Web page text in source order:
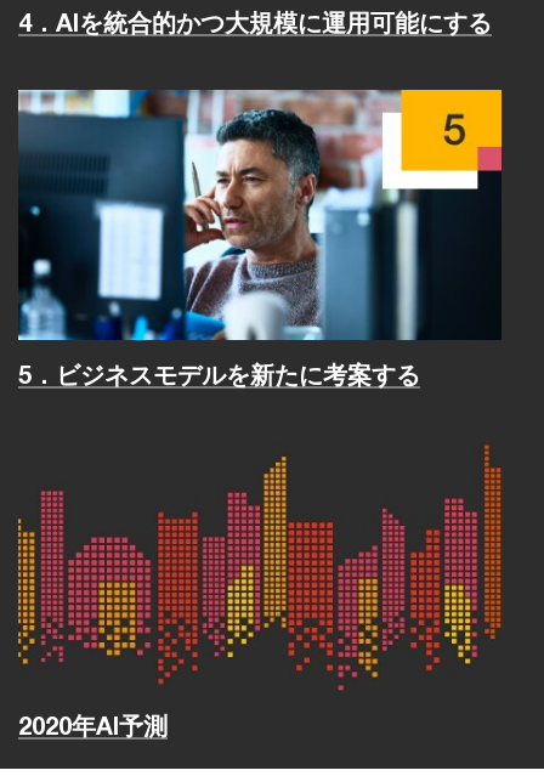
4．AIを統合的かつ大規模に運用可能にする
5．ビジネスモデルを新たに考案する
2020年AI予測